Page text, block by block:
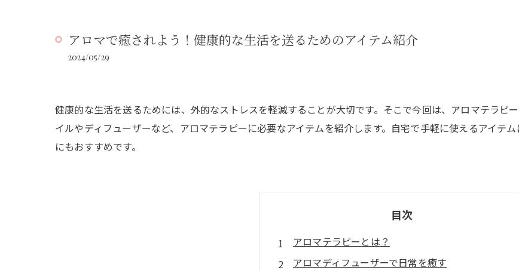
アロマで癒されよう！健康的な生活を送るためのアイテム紹介
2024/05/29
健康的な生活を送るためには、外的なストレスを軽減することが大切です。そこで今回は、アロマテラピ
イルやディフューザーなど、アロマテラピーに必要なアイテムを紹介します。自宅で手軽に使えるアイテ
にもおすすめです。
目次
アロマテラピーとは？
アロマディフューザーで日常を癒す